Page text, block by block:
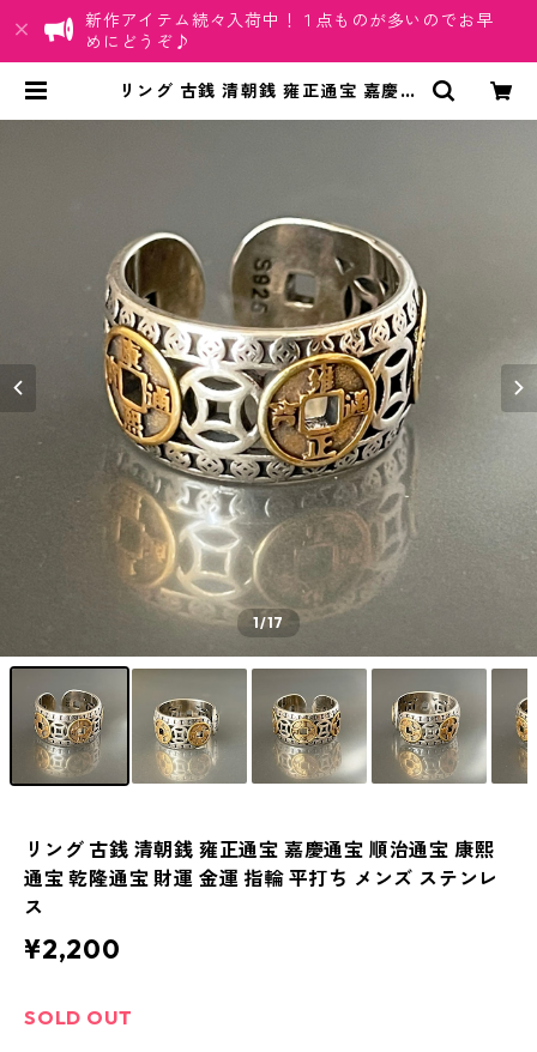
新作アイテム続々入荷中！１点ものが多いのでお早
めにどうぞ♪
リング 古銭 清朝銭 雍正通宝 嘉慶通
1/17
リング 古銭 清朝銭 雍正通宝 嘉慶通宝 順治通宝 康熙
通宝 乾隆通宝 財運 金運 指輪 平打ち メンズ ステンレ
ス
¥2,200
SOLD OUT